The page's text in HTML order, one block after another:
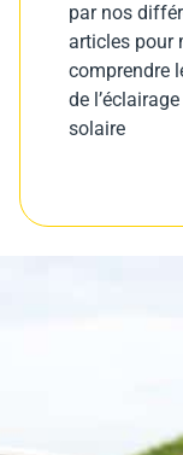
par nos
articles pour
comprendre
de
solaire